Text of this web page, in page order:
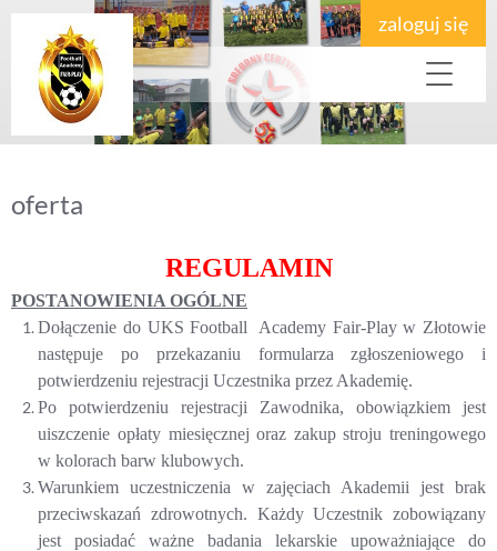
zaloguj się
oferta
REGULAMIN
POSTANOWIENIA OGÓLNE
Dołączenie do UKS Football Academy Fair-Play w Złotowie
następuje po przekazaniu formularza zgłoszeniowego i
potwierdzeniu rejestracji Uczestnika przez Akademię.
Po potwierdzeniu rejestracji Zawodnika, obowiązkiem jest
uiszczenie opłaty miesięcznej oraz zakup stroju treningowego
w kolorach barw klubowych.
Warunkiem uczestniczenia w zajęciach Akademii jest brak
przeciwskazań zdrowotnych. Każdy Uczestnik zobowiązany
jest posiadać ważne badania lekarskie upoważniające do